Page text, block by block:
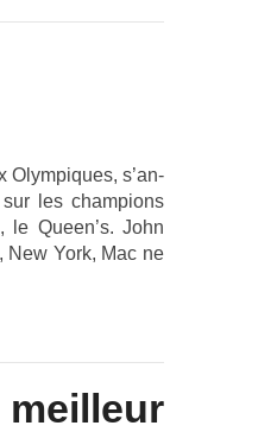
Olym­piques, s’an­
les champ­ions
Queen’s. John
New York, Mac ne
meilleur